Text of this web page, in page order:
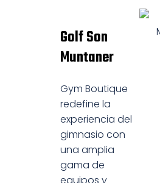
Golf Son
Muntaner
Gym Boutique
redefine la
experiencia del
gimnasio con
una amplia
gama de
equipos y